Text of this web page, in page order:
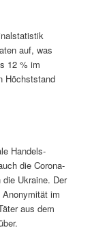
auf, was
12 % im
Höchststand
Handels-
die Corona-
Ukraine. Der
im
aus dem